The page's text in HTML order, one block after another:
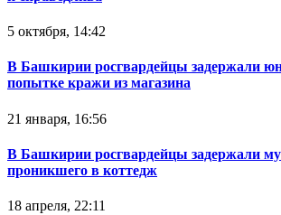
5 октября, 14:42
В Башкирии росгвардейцы задержали
попытке кражи из магазина
21 января, 16:56
В Башкирии росгвардейцы задержали
проникшего в коттедж
18 апреля, 22:11